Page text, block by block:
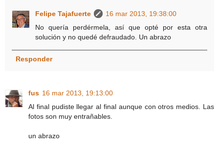
Felipe Tajafuerte
16 mar 2013, 19:38:00
No quería perdérmela, así que opté por esta otra
solución y no quedé defraudado. Un abrazo
Responder
fus 16 mar 2013, 19:13:00
Al final pudiste llegar al final aunque con otros medios. Las
fotos son muy entrañables.
un abrazo